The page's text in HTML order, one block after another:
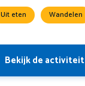
Uit eten Wandelen
Bekijk de activiteit